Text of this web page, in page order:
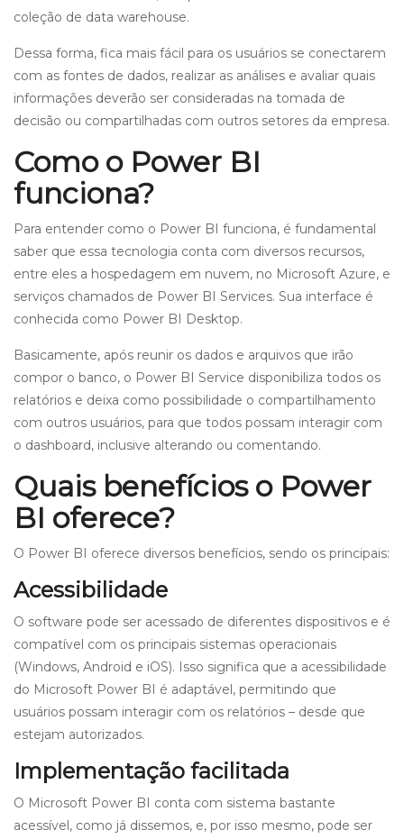
coleção de data warehouse.
Dessa forma, fica mais fácil para os usuários se conectarem
com as fontes de dados, realizar as análises e avaliar quais
informações deverão ser consideradas na tomada de
decisão ou compartilhadas com outros setores da empresa.
Como o Power BI
funciona?
Para entender como o Power BI funciona, é fundamental
saber que essa tecnologia conta com diversos recursos,
entre eles a hospedagem em nuvem, no Microsoft Azure, e
serviços chamados de Power BI Services. Sua interface é
conhecida como Power BI Desktop.
Basicamente, após reunir os dados e arquivos que irão
compor o banco, o Power BI Service disponibiliza todos os
relatórios e deixa como possibilidade o compartilhamento
com outros usuários, para que todos possam interagir com
o dashboard, inclusive alterando ou comentando.
Quais benefícios o Power
BI oferece?
O Power BI oferece diversos benefícios, sendo os principais:
Acessibilidade
O software pode ser acessado de diferentes dispositivos e é
compatível com os principais sistemas operacionais
(Windows, Android e iOS). Isso significa que a acessibilidade
do Microsoft Power BI é adaptável, permitindo que
usuários possam interagir com os relatórios – desde que
estejam autorizados.
Implementação facilitada
O Microsoft Power BI conta com sistema bastante
acessível, como já dissemos, e, por isso mesmo, pode ser